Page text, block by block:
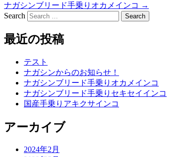
ナガシンブリード手乗りオカメインコ →
Search
最近の投稿
テスト
ナガシンからのお知らせ！
ナガシンブリード手乗りオカメインコ
ナガシンブリード手乗りセキセイインコ
国産手乗りアキクサインコ
アーカイブ
2024年2月